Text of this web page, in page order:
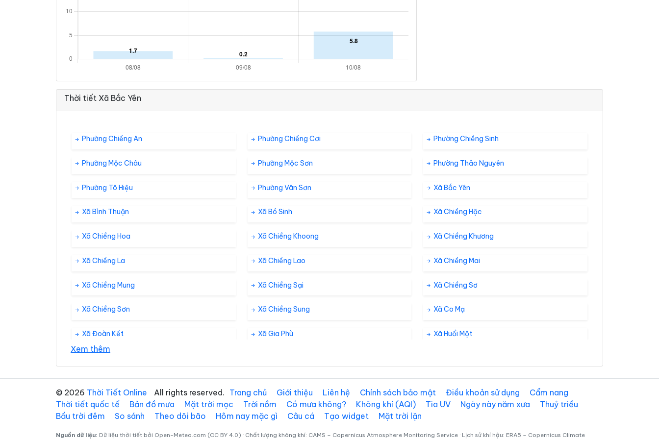
Thời tiết Xã Bắc Yên
Phường Chiềng An Phường Chiềng Cơi Phường Chiềng Sinh
Phường Mộc Châu Phường Mộc Sơn Phường Thảo Nguyên
Phường Tô Hiệu Phường Vân Sơn Xã Bắc Yên
Xã Bình Thuận Xã Bó Sinh Xã Chiềng Hặc
Xã Chiềng Hoa Xã Chiềng Khoong Xã Chiềng Khương
Xã Chiềng La Xã Chiềng Lao Xã Chiềng Mai
Xã Chiềng Mung Xã Chiềng Sại Xã Chiềng Sơ
Xã Chiềng Sơn Xã Chiềng Sung Xã Co Mạ
Xã Đoàn Kết Xã Gia Phù Xã Huổi Một
Xã Mường Bám Xã Mường Bang Xã Mường Bú
Xã Mường Chanh Xã Mường Chiên Xã Mường Cơi
Xem thêm
© 2026 Thời Tiết Online All rights reserved. Trang chủ Giới thiệu Liên hệ Chính sách bảo mật Điều khoản sử dụng
Cẩm nang
Thời tiết quốc tế
Bản đồ mưa Mặt trời mọc Trời nồm Có mưa không? Không khí (AQI) Tia UV Ngày này năm xưa
Thuỷ triều
Bầu trời đêm
So sánh Theo dõi bão Hôm nay mặc gì Câu cá Tạo widget Mặt trời lặn
Nguồn dữ liệu: Dữ liệu thời tiết bởi Open-Meteo.com (CC BY 4.0) · Chất lượng không khí: CAMS – Copernicus Atmosphere Monitoring Service · Lịch sử khí hậu: ERA5 – Copernicus Climate